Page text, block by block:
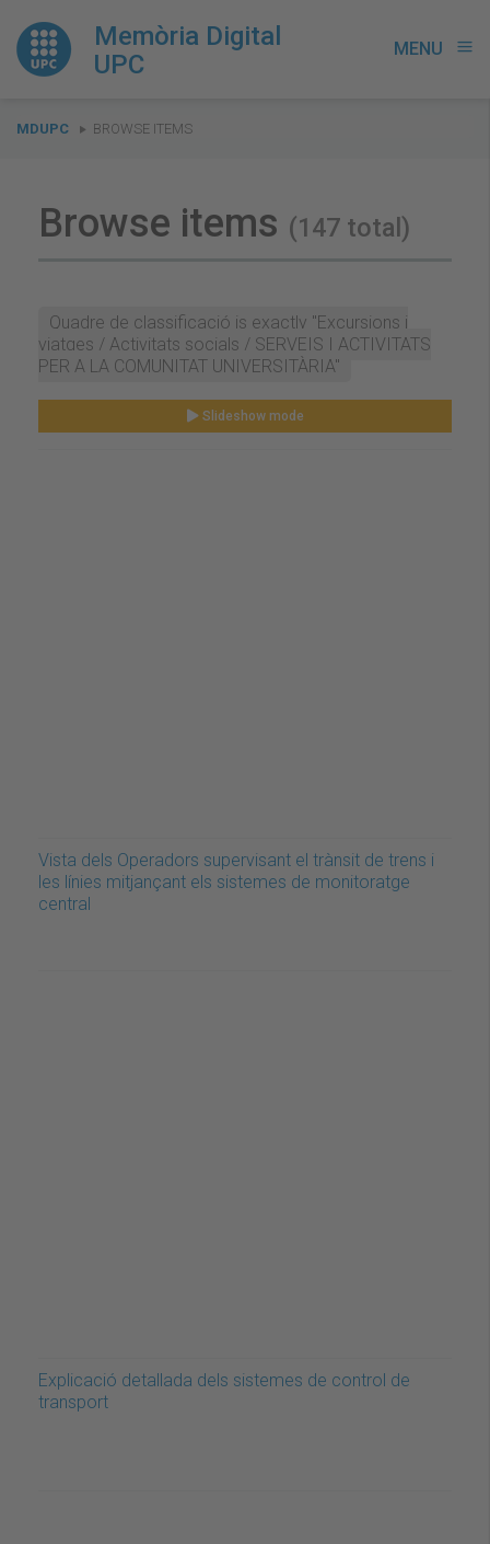
Memòria Digital
UPC
MENU menu
You
MDUPC BROWSE ITEMS
Browse items (147 total)
Quadre de classificació is exactly "Excursions i
viatges / Activitats socials / SERVEIS I ACTIVITATS
PER A LA COMUNITAT UNIVERSITÀRIA"
Slideshow mode
Vista dels Operadors supervisant el trànsit de trens i
les línies mitjançant els sistemes de monitoratge
central
Explicació detallada dels sistemes de control de
transport